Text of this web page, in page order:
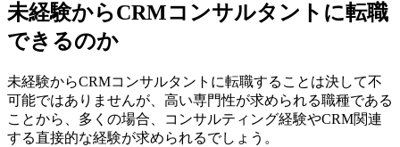
未経験からCRMコンサルタントに転職
できるのか
未経験からCRMコンサルタントに転職することは決して不
可能ではありませんが、高い専門性が求められる職種である
ことから、多くの場合、コンサルティング経験やCRM関連
する直接的な経験が求められるでしょう。